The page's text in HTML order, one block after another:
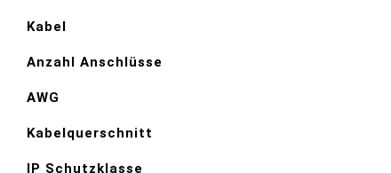
Kabel
Anzahl Anschlüsse
AWG
Kabelquerschnitt
IP Schutzklasse